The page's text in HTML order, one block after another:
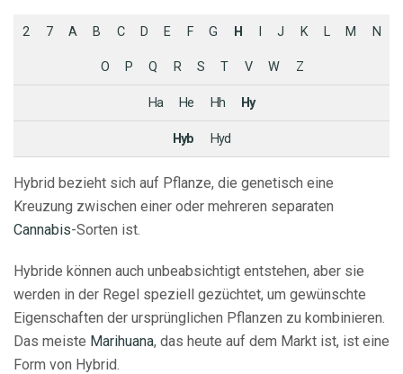
2 7 A B C D E F G H J K L M N
O P Q R S T V W Z
Ha He Hh Hy
Hyb Hyd
Hybrid bezieht sich auf Pflanze, die genetisch eine
Kreuzung zwischen einer oder mehreren separaten
Cannabis-Sorten ist.
Hybride können auch unbeabsichtigt entstehen, aber sie
werden in der Regel speziell gezüchtet, um gewünschte
Eigenschaften der ursprünglichen Pflanzen zu kombinieren.
Das meiste Marihuana, das heute auf dem Markt ist, ist eine
Form von Hybrid.